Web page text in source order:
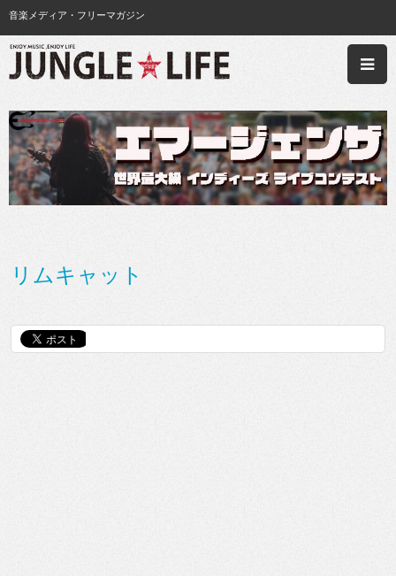
音楽メディア・フリーマガジン
リムキャット